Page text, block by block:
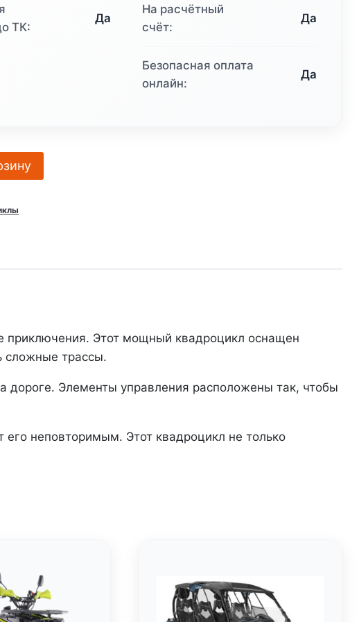
ТК:
Да
На расчётный
счёт:
Да
Безопасная оплата
онлайн:
Да
приключения. Этот мощный квадроцикл оснащен
сложные трассы.
дороге. Элементы управления расположены так, чтобы
неповторимым. Этот квадроцикл не только